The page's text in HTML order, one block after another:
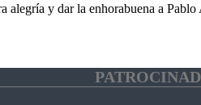
alegría y dar la enhorabuena a